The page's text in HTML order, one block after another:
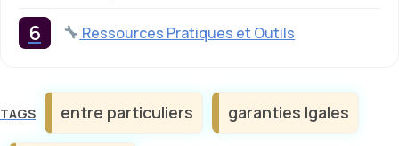
Ressources Pratiques et Outils
Étiquettes
entre particuliers garanties lgales